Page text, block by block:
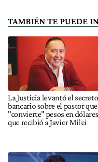
TAMBIÉN TE PUEDE
La Justicia levantó el secreto
bancario sobre el pastor que
"convierte" pesos en
que recibió a Javier Milei